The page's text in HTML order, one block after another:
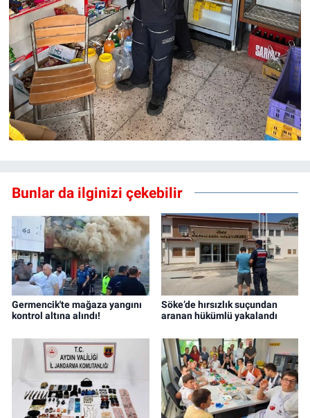
Bunlar da ilginizi çekebilir
Germencik'te mağaza yangını
kontrol altına alındı!
Söke’de hırsızlık suçundan
aranan hükümlü yakalandı